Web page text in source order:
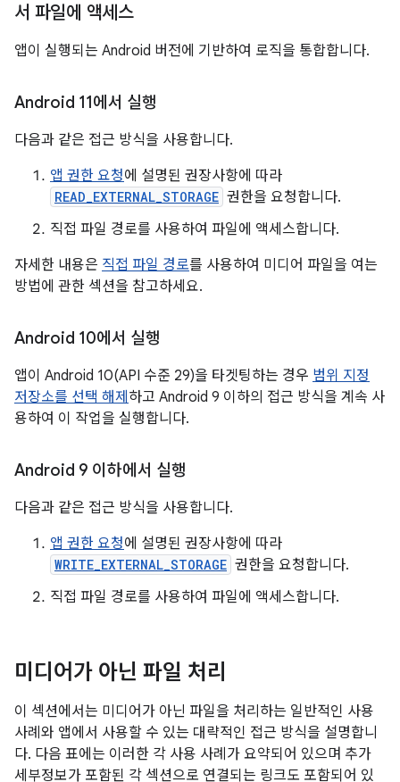
서 파일에 액세스
앱이 실행되는 Android 버전에 기반하여 로직을 통합합니다.
Android 11에서 실행
다음과 같은 접근 방식을 사용합니다.
앱 권한 요청에 설명된 권장사항에 따라
READ_EXTERNAL_STORAGE 권한을 요청합니다.
직접 파일 경로를 사용하여 파일에 액세스합니다.
자세한 내용은 직접 파일 경로를 사용하여 미디어 파일을 여는
방법에 관한 섹션을 참고하세요.
Android 10에서 실행
앱이 Android 10(API 수준 29)을 타겟팅하는 경우 범위 지정
저장소를 선택 해제 하고 Android 9 이하의 접근 방식을 계속 사
용하여 이 작업을 실행합니다.
Android 9 이하에서 실행
다음과 같은 접근 방식을 사용합니다.
앱 권한 요청에 설명된 권장사항에 따라
WRITE_EXTERNAL_STORAGE 권한을 요청합니다.
직접 파일 경로를 사용하여 파일에 액세스합니다.
미디어가 아닌 파일 처리
이 섹션에서는 미디어가 아닌 파일을 처리하는 일반적인 사용
사례와 앱에서 사용할 수 있는 대략적인 접근 방식을 설명합니
다. 다음 표에는 이러한 각 사용 사례가 요약되어 있으며 추가
세부정보가 포함된 각 섹션으로 연결되는 링크도 포함되어 있